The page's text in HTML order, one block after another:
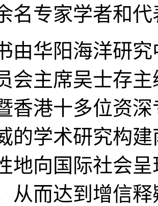
名专家学者和
华阳海洋研究
会主席吴士存
香港十多位资
的学术研究构
地向国际社会
从而达到增信